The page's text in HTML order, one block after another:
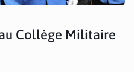
Collège Militaire